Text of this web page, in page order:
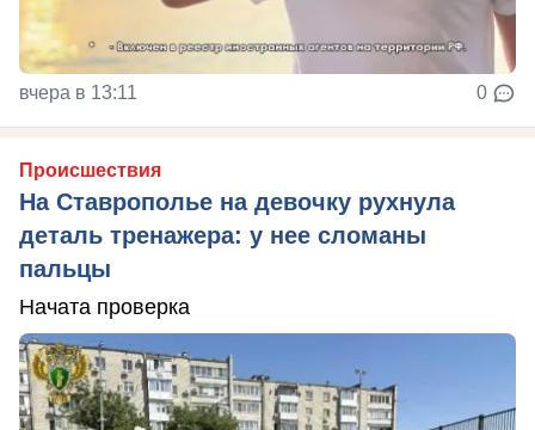
вчера в 13:11 0
Происшествия
На Ставрополье на девочку рухнула
деталь тренажера: у нее сломаны
пальцы
Начата проверка